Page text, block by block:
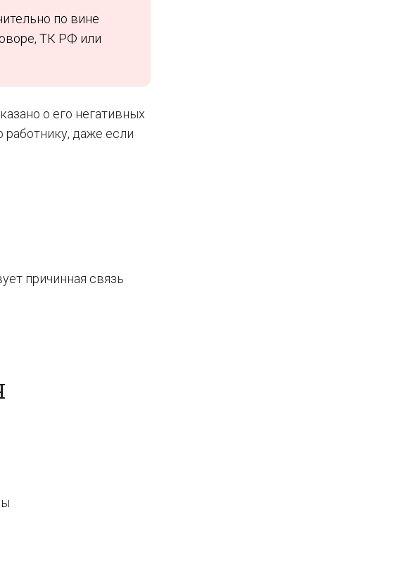
по вине
ТК РФ или
о его негативных
работнику, даже если
причинная связь